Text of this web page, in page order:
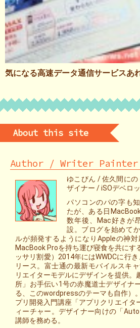
気になる高速データ通信サービスあ
About this site
Author / Writer Painter
ゆこびん / 佐久間に
ザイナー / iSOデベロ
パソコンのパの字も
たが、ある日
数年後、Mac好きが
設。ブログを始めて
ルが頻発するようになりAppleの神
MacBook Proを持ち運び寝食を共にす
ッサリ割愛）2014年にはWWDCに行
リース。富士通の最新モバイルスキ
リエイターモデルにデザインを提供。
所」お手伝い1号の赤魔道士デザイナ
る、このwordpressのテーマも自作）
プリ開発入門講座「アプリクリエイタ
ィーチャー。デザイナー向けの「
講師を務める。